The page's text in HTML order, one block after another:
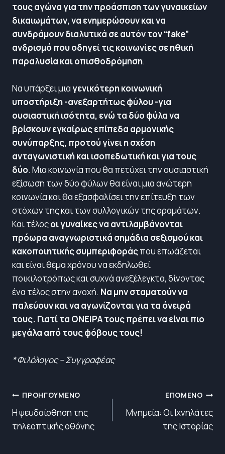
τους αγώνα για την προάσπιση των γυναικείων
δικαιωμάτων, να ενημερώσουν και να
συνδράμουν διαλυτικά σε αυτόν τον “fake”
ανδρισμό που οδηγεί τις κοινωνίες σε ηθική
παραλυσία και οπισθοδρόμηση.
Να υπάρξει μιαγενικότερη κοινωνική
υποστήριξη -ανεξαρτήτως φύλου -για
ουσιαστική ισότητα, ενώ τα δύο φύλα να
βρίσκουν εγκαίρως επίπεδα αρμονικής
συνύπαρξης, προτού γίνει η σχέση
ανταγωνιστική και ισοπεδωτική και για τους
δύο. Μια κοινωνία που θα πετύχει την ουσιαστική
εξίσωση των δύο φύλων θα είναι μια ανώτερη
κοινωνία και θα εξασφαλίσει την επίτευξη των
στόχων της και των συλλογικών της οραμάτων.
Και τέλοςοι γυναίκες να αντιλαμβάνονται
πρόωρα αναγνωριστικά σημάδια σεξισμού και
κακοποιητικής συμπεριφοράςπου επωάζεται
και είναι θέμα χρόνου να εκδηλωθεί
ποικιλοτρόπως και συχνά ανεξέλεγκτα, δίνοντας
ένα τέλος στην ανοχή. Να μην σταματούν να
παλεύουν και να αγωνίζονται για τα όνειρά
τους. Γιατί τα ΟΝΕΙΡΑ τους πρέπει να είναι πιο
μεγάλα από τους φόβους τους!
* Φιλόλογος – Συγγραφέας
Πλοήγηση
άρθρων
ΠΡΟΗΓΟΎΜΕΝΟ
Η ψευδαίσθηση της
τηλεοπτικής οθόνης
ΕΠΌΜΕΝΟ
Μνημεία: Οι Ιχνηλάτες
της Ιστορίας